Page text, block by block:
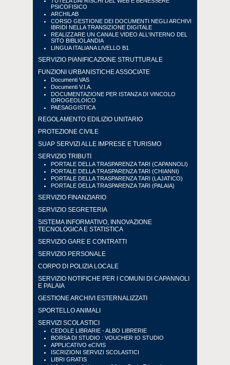
PSICOFISICO
ARCHILAB
CORSO GESTIONE DEI DOCUMENTI NEGLI ARCHIVI
IBRIDI NELLA TRANSIZIONE DIGITALE
REALIZZARE UN CANALE VIDEO ALL'INTERNO DEL
SITO BIBLIOLANDIA
LINGUA ITALIANA LIVELLO B1
SERVIZIO PIANIFICAZIONE STRUTTURALE
FUNZIONI URBANISTICHE ASSOCIATE
Documenti VAS
Documenti V.I.A.
DOCUMENTAZIONE PER ISTANZA DI VINCOLO
IDROGEOLOICO
PAESAGGISTICA
REGOLAMENTO EDILIZIO UNITARIO
PROTEZIONE CIVILE
SUAP SERVIZI ALLE IMPRESE E TURISMO
SERVIZIO TRIBUTI
PORTALE DELLA TRASPARENZA TARI (CAPANNOLI)
PORTALE DELLA TRASPARENZA TARI (CHIANNI)
PORTALE DELLA TRASPARENZA TARI (LAJATICO)
PORTALE DELLA TRASPARENZA TARI (PALAIA)
SERVIZIO FINANZIARIO
SERVIZIO SEGRETERIA
SISTEMA INFORMATIVO, INNOVAZIONE
TECNOLOGICA E STATISTICA
SERVIZIO GARE E CONTRATTI
SERVIZIO PERSONALE
CORPO DI POLIZIA LOCALE
SERVIZIO NOTIFICHE PER I COMUNI DI CAPANNOLI
E PALAIA
GESTIONE ARCHIVI ESTERNALIZZATI
SPORTELLO ANIMALI
SERVIZI SCOLASTICI
CEDOLE LIBRARIE - ALBO LIBRERIE
BORSA DI STUDIO : VOUCHER IO STUDIO
APPLICATIVO eCIVIS
ISCRIZIONI SERVIZI SCOLASTICI
LIBRI GRATIS